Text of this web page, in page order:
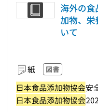
海外の
加物、
いて
紙 図書
日本食品添加物協会安
日本食品添加物協会